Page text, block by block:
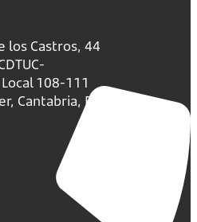
los Castros, 44
108-111
Cantabria, España.